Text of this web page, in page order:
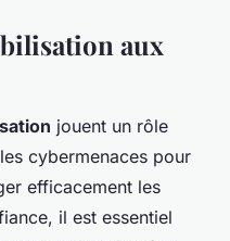
aux
jouent un rôle
cybermenaces pour
efficacement les
il est essentiel